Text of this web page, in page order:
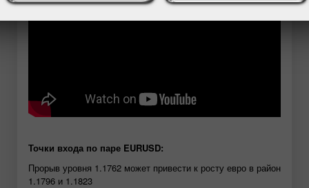
Точки входа по паре EURUSD:
Прорыв уровня 1.1762 может привести к росту евро в район
1.1796 и 1.1823